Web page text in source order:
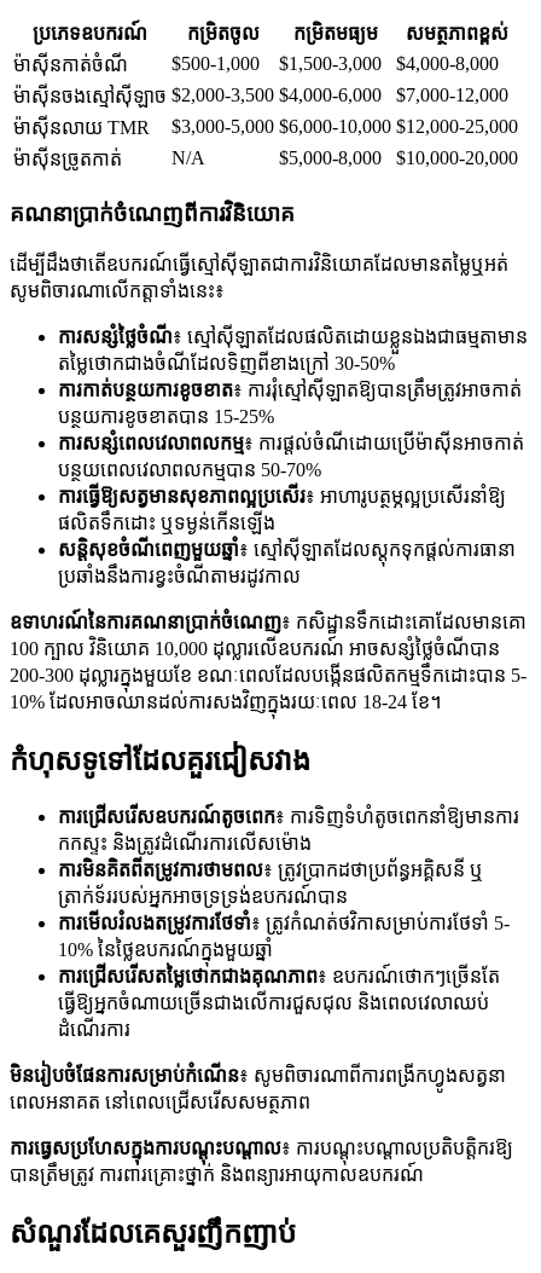
ប្រភេទឧបករណ៍ កម្រិតចូល កម្រិតមធ្យម
សមត្ថភាពខ្ពស់
ម៉ាស៊ីនកាត់ចំណី
$500-1,000 $1,500-3,000
$4,000-8,000
ម៉ាស៊ីនចងស្មៅស៊ីឡាច $2,000-3,500 $4,000-6,000
$7,000-12,000
ម៉ាស៊ីនលាយ TMR
$3,000-5,000 $6,000-10,000 $12,000-25,000
ម៉ាស៊ីនច្រូតកាត់
N/A $5,000-8,000 $10,000-20,000
គណនាប្រាក់ចំណេញពីការវិនិយោគ
ដើម្បីដឹងថាតើឧបករណ៍ធ្វើស្មៅស៊ីឡាតជាការវិនិយោគដែលមានតម្លៃឬអត់
សូមពិចារណាលើកត្តាទាំងនេះ៖
ការសន្សំថ្លៃចំណី៖ ស្មៅស៊ីឡាតដែលផលិតដោយខ្លួនឯងជាធម្មតាមាន
តម្លៃថោកជាងចំណីដែលទិញពីខាងក្រៅ 30-50%
ការកាត់បន្ថយការខូចខាត៖ ការរុំស្មៅស៊ីឡាតឱ្យបានត្រឹមត្រូវអាចកាត់
បន្ថយការខូចខាតបាន 15-25%
ការសន្សំពេលវេលាពលកម្ម៖ ការផ្តល់ចំណីដោយប្រើម៉ាស៊ីនអាចកាត់
បន្ថយពេលវេលាពលកម្មបាន 50-70%
ការធ្វើឱ្យសត្វមានសុខភាពល្អប្រសើរ៖ អាហារូបត្ថម្ភល្អប្រសើរនាំឱ្យ
ផលិតទឹកដោះ ឬទម្ងន់កើនឡើង
សន្តិសុខចំណីពេញមួយឆ្នាំ៖ ស្មៅស៊ីឡាតដែលស្តុកទុកផ្តល់ការធានា
ប្រឆាំងនឹងការខ្វះចំណីតាមរដូវកាល
ឧទាហរណ៍នៃការគណនាប្រាក់ចំណេញ៖ កសិដ្ឋានទឹកដោះគោដែលមានគោ
100 ក្បាល វិនិយោគ 10,000 ដុល្លារលើឧបករណ៍ អាចសន្សំថ្លៃចំណីបាន
200-300 ដុល្លារក្នុងមួយខែ ខណៈពេលដែលបង្កើនផលិតកម្មទឹកដោះបាន 5-
10% ដែលអាចឈានដល់ការសងវិញក្នុងរយៈពេល 18-24 ខែ។
កំហុសទូទៅដែលគួរជៀសវាង
ការជ្រើសរើសឧបករណ៍តូចពេក៖ ការទិញទំហំតូចពេកនាំឱ្យមានការ
កកស្ទះ និងត្រូវដំណើរការលើសម៉ោង
ការមិនគិតពីតម្រូវការថាមពល៖ ត្រូវប្រាកដថាប្រព័ន្ធអគ្គិសនី ឬ
ត្រាក់ទ័ររបស់អ្នកអាចទ្រទ្រង់ឧបករណ៍បាន
ការមើលរំលងតម្រូវការថែទាំ៖ ត្រូវកំណត់ថវិកាសម្រាប់ការថែទាំ 5-
10% នៃថ្លៃឧបករណ៍ក្នុងមួយឆ្នាំ
ការជ្រើសរើសតម្លៃថោកជាងគុណភាព៖ ឧបករណ៍ថោកៗច្រើនតែ
ធ្វើឱ្យអ្នកចំណាយច្រើនជាងលើការជួសជុល និងពេលវេលាឈប់
ដំណើរការ
មិនរៀបចំផែនការសម្រាប់កំណើន៖ សូមពិចារណាពីការពង្រីកហ្វូងសត្វនា
ពេលអនាគត នៅពេលជ្រើសរើសសមត្ថភាព
ការធ្វេសប្រហែសក្នុងការបណ្តុះបណ្តាល៖ ការបណ្តុះបណ្តាលប្រតិបត្តិករឱ្យ
បានត្រឹមត្រូវ ការពារគ្រោះថ្នាក់ និងពន្យារអាយុកាលឧបករណ៍
សំណួរដែលគេសួរញឹកញាប់